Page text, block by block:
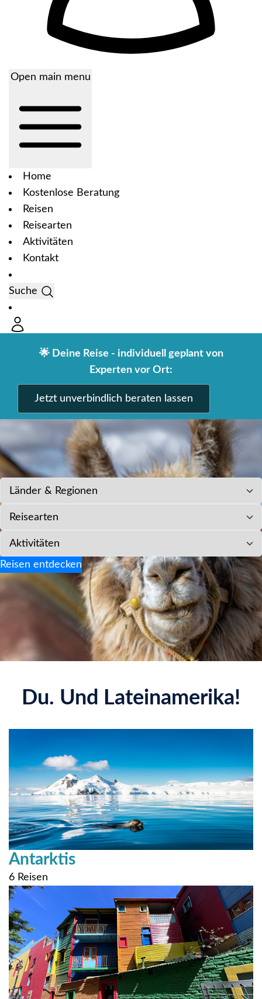
Open main menu
Home
Kostenlose Beratung
Reisen
Reisearten
Aktivitäten
Kontakt
Suche
🌟 Deine Reise - individuell geplant von
Experten vor Ort:
Jetzt unverbindlich beraten lassen
Länder & Regionen
Reisearten
Aktivitäten
Reisen entdecken
Du. Und Lateinamerika!
Antarktis
6 Reisen